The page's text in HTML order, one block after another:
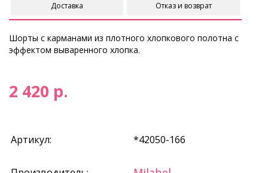
Доставка Отказ и возврат
Шорты с карманами из плотного хлопкового полотна с
эффектом вываренного хлопка.
2 420 р.
Артикул: *42050-166